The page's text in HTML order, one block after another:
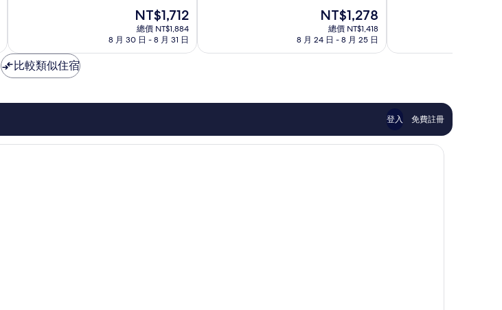
棒
了，
1,879
評
現
在
價
NT$1,712
總價 NT$1,884
8 月 30 日 - 8 月 31 日
波
棒
評
現
在
價
NT$1,278
總價 NT$1,418
8 月 24 日 - 8 月 25 日
棒
評
論
比較類似住宿
登入 免費註冊